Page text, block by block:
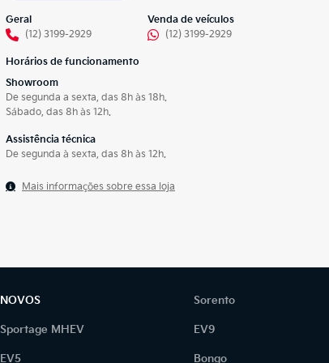
Geral
(12) 3199-2929
Venda de veículos
(12) 3199-2929
Horários de funcionamento
Showroom
De segunda a sexta, das 8h às 18h.
Sábado, das 8h às 12h.
Assistência técnica
De segunda à sexta, das 8h às 12h.
Mais informações sobre essa loja
NOVOS
Sportage MHEV
EV5
Sorento
EV9
Bongo